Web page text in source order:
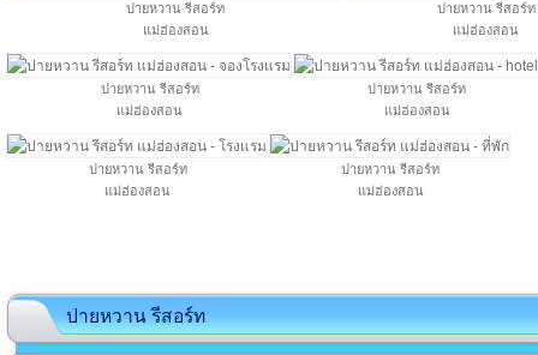
ปายหวาน รีสอร์ท
แม่ฮ่องสอน
ปายหวาน รีสอร์ท
แม่ฮ่องสอน
ปายหวาน รีสอร์ท
แม่ฮ่องสอน
ปายหวาน รีสอร์ท
แม่ฮ่องสอน
ปายหวาน รีสอร์ท
แม่ฮ่องสอน
ปายหวาน รีสอร์ท
แม่ฮ่องสอน
ปายหวาน รีสอร์ท